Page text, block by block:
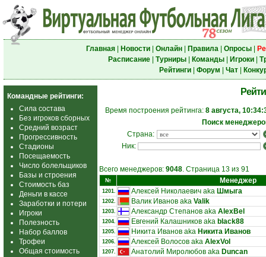
Главная| Новости| Онлайн| Правила| Опросы|
Расписание| Турниры| Команды| Игроки|
Рейтинги| Форум Чат|
Командные рейтинги:
Сила состава
Без игроков сборных
Средний возраст
Прогрессивность
Стадионы
Посещаемость
Число болельщиков
Базы и строения
Стоимость баз
Деньги в кассе
Заработки и потери
Игроки
Полезность
Набор баллов
Трофеи
Общая стоимость
Время построения рейтинга: 8 августа,
Поиск
Страна:
Ник:
Всего менеджеров: 9048. Страница 13 из 91
№ Менеджер
1201. Алексей Николаевич aka Шмыга
1202. Валик Иванов aka Valik
1203. Александр Степанов aka AlexBel
1204. Евгений Калашников aka black88
1205. Никита Иванов aka Никита Иванов
1206. Алексей Волосов aka AlexVol
1207. Анатолий Миролюбов aka Duncan